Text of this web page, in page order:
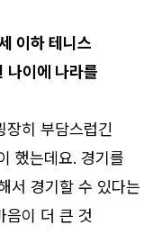
이하 테니스
나이에 나라를
장히 부담스럽긴
했는데요. 경기를
서 경기할 수 있다는
음이 더 큰 것